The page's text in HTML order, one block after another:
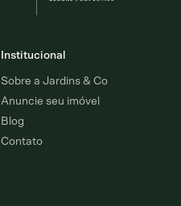
Institucional
Sobre a Jardins & Co
Anuncie seu imóvel
Blog
Contato